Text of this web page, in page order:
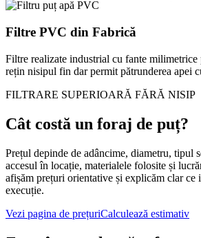
Filtre PVC din Fabrică
Filtre realizate industrial cu fante milimetrice
rețin nisipul fin dar permit pătrunderea apei
FILTRARE SUPERIOARĂ FĂRĂ NISIP
Cât costă un foraj de puț?
Prețul depinde de adâncime, diametru, tipul
accesul în locație, materialele folosite și
afișăm prețuri orientative și explicăm clar ce
execuție.
Vezi pagina de prețuriCalculează estimativ